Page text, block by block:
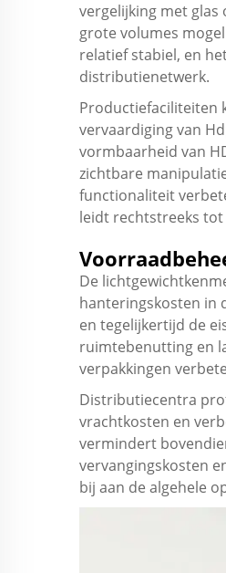
vergelijking met
grote volumes
relatief stabiel, en
distributienetwerk.
Productiefaciliteiten
vervaardiging van
vormbaarheid van
zichtbare
functionaliteit
leidt rechtstreeks
De
hanteringskosten in
en tegelijkertijd de
ruimtebenutting en
verpakkingen
Distributiecentra
vrachtkosten en
vermindert
vervangingskosten
bij aan de algehele